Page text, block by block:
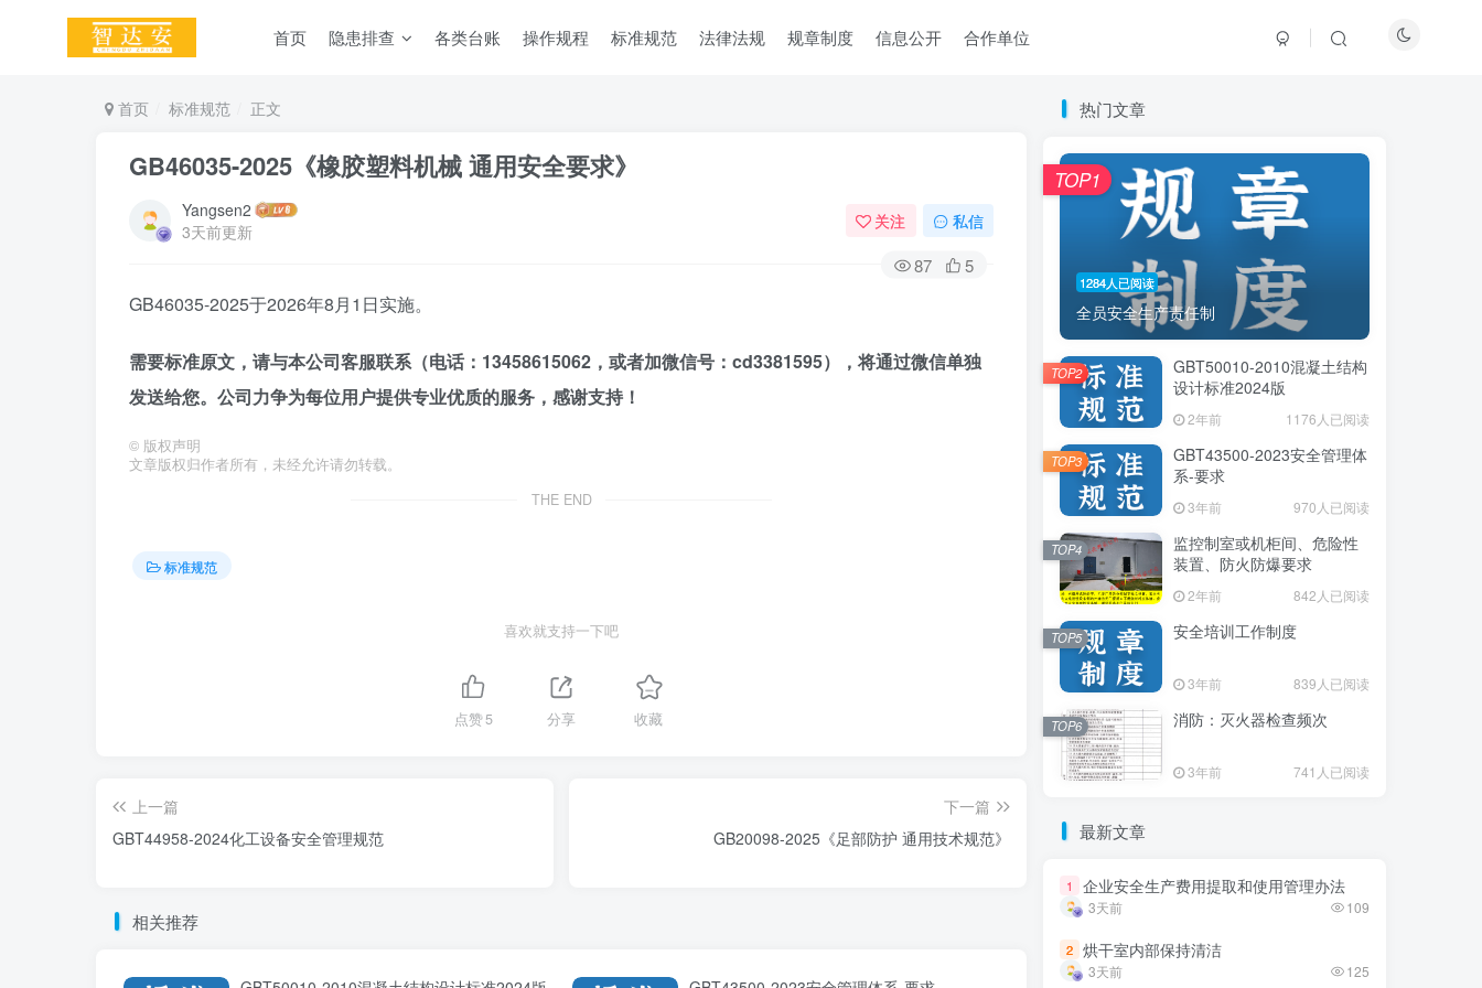
首页 隐患排查 各类台账 操作规程 标准规范 法律法规 规章制度 信息公开 合作单位
首页 标准规范 正文
GB46035-2025《橡胶塑料机械 通用安全要求》
Yangsen2
3天前更新
关注 私信
87 5
GB46035-2025于2026年8月1日实施。
需要标准原文，请与本公司客服联系（电话：13458615062， 或者加微信号：cd3381595），将通过微信单独
发送给您。公司力争为每位用户提供专业优质的服务，感谢支持！
© 版权声明
文章版权归作者所有，未经允许请勿转载。
THE END
标准规范
喜欢就支持一下吧
点赞5 分享 收藏
上一篇
GBT44958-2024化工设备安全管理规范
下一篇
GB20098-2025《足部防护 通用技术规范》
相关推荐
热门文章
1284人已阅读
全员安全生产责任制
TOP1
GBT50010-2010混凝土结构
设计标准2024版
2年前 1176人已阅读
TOP2
GBT43500-2023安全管理体
系-要求
3年前 970人已阅读
TOP3
监控制室或机柜间、危险性
装置、防火防爆要求
2年前 842人已阅读
TOP4
安全培训工作制度
3年前 839人已阅读
TOP5
消防：灭火器检查频次
3年前 741人已阅读
TOP6
最新文章
1 企业安全生产费用提取和使用管理办法
3天前 109
2 烘干室内部保持清洁
3天前 125
热门文章
1284人已阅读
全员安全生产责任制
TOP1
GBT50010-2010混凝土结构
设计标准2024版
2年前 1176人已阅读
TOP2
GBT43500-2023安全管理体
系-要求
3年前 970人已阅读
TOP3
监控制室或机柜间、危险性
装置、防火防爆要求
2年前 842人已阅读
TOP4
安全培训工作制度
3年前 839人已阅读
TOP5
消防：灭火器检查频次
3年前 741人已阅读
TOP6
最新文章
1 企业安全生产费用提取和使用管理办法
3天前 109
2 烘干室内部保持清洁
3天前 125